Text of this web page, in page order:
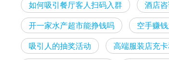
如何吸引餐厅客人扫码入群
酒店
开一家水产超市能挣钱吗
空手赚
吸引人的抽奖活动
高端服装店充